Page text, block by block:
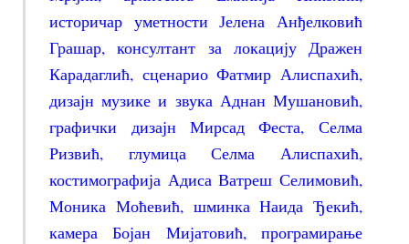
историчар уметности Јелена Анђелковић
Грашар, консултант за локацију Дражен
Карадаглић, сценарио Фатмир Алиспахић,
дизајн музике и звука Аднан Мушановић,
графички дизајн Мирсад Феста, Селма
Ризвић, глумица Селма Алиспахић,
костимографија Адиса Ватреш Селимовић,
Моника Моћевић, шминка Наида Ђекић,
камера Бојан Мијатовић, програмирање